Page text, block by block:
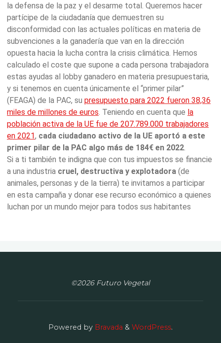
la defensa de la paz y el desarme total. Queremos hacer
partícipe de la ciudadanía que demuestren su
disconformidad con las actuales políticas en materia de
subvenciones a la ganadería que van en la dirección
opuesta hacia la lucha contra la crisis climática. Hemos
calculado el coste que supone a cada persona trabajadora
estas ayudas al lobby ganadero en materia presupuestaria,
y si tenemos en cuenta únicamente el “primer pilar”
(FEAGA) de la PAC, supresupuesto para 2022 fueron 38,36
miles de millones de euros . Teniendo en cuenta que la
población activa de la UE fue de 207.789.000 trabajadores
en 2021, cada ciudadano activo de la UE aportó a este
primer pilar de la PAC algo más de 184€ en 2022
Si a ti también te indigna que con tus impuestos se financie
a una industria cruel, destructiva y explotadora (de
animales, personas y de la tierra) te invitamos a participar
en esta campaña y donar ese recurso económico a quienes
luchan por un mundo mejor para todos sus habitantes
©2026 Futuro Vegetal
Powered by Bravada & WordPress.